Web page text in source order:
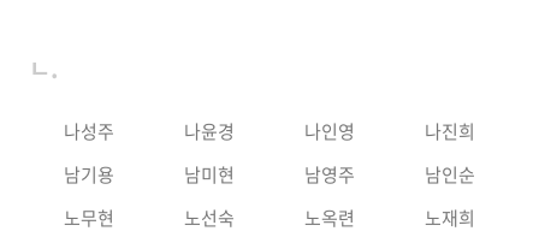
ㄴ.
나성주 나윤경 나인영
나진희
남기용
남미현 남영주
남인순
노무현
노선숙 노옥련
노재희